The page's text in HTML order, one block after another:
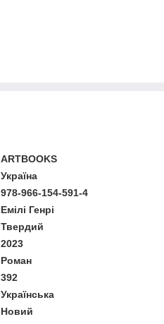
ARTBOOKS
Україна
978-966-154-591-4
Емілі Генрі
Твердий
2023
Роман
392
Українська
Новий